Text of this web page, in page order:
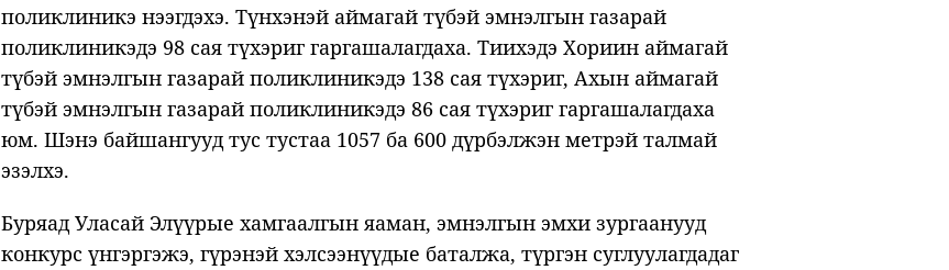
поликлиникэ нээгдэхэ. Түнхэнэй аймагай түбэй эмнэлгын газарай
поликлиникэдэ 98 сая түхэриг гаргашалагдаха. Тиихэдэ Хориин аймагай
түбэй эмнэлгын газарай поликлиникэдэ 138 сая түхэриг, Ахын аймагай
түбэй эмнэлгын газарай поликлиникэдэ 86 сая түхэриг гаргашалагдаха
юм. Шэнэ байшангууд тус тустаа 1057 ба 600 дүрбэлжэн метрэй талмай
эзэлхэ.
Буряад Уласай Элүүрые хамгаалгын яаман, эмнэлгын эмхи зургаанууд
конкурс үнгэргэжэ, гүрэнэй хэлсээнүүдые баталжа, түргэн суглуулагдадаг